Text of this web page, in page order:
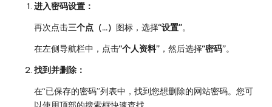
进入密码设置：
再次点击三个点（…） 图标，选择“设置”。
在左侧导航栏中，点击“个人资料” ，然后选择“密码”。
找到并删除：
在“已保存的密码”列表中，找到您想删除的网站密码。您可